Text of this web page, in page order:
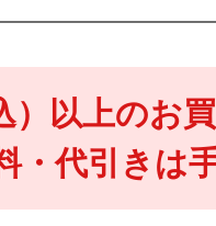
）以上のお
・代引きは